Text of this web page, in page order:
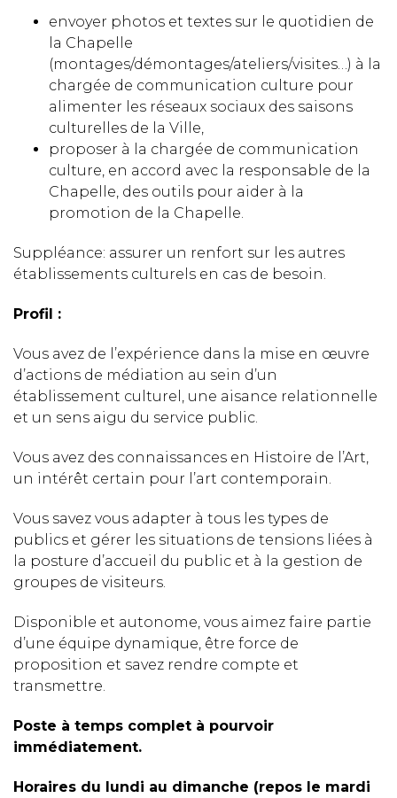
envoyer photos et textes sur le quotidien de
la Chapelle
(montages/démontages/ateliers/visites…) à la
chargée de communication culture pour
alimenter les réseaux sociaux des saisons
culturelles de la Ville,
proposer à la chargée de communication
culture, en accord avec la responsable de la
Chapelle, des outils pour aider à la
promotion de la Chapelle.
Suppléance: assurer un renfort sur les autres
établissements culturels en cas de besoin.
Profil :
Vous avez de l’expérience dans la mise en œuvre
d’actions de médiation au sein d’un
établissement culturel, une aisance relationnelle
et un sens aigu du service public.
Vous avez des connaissances en Histoire de l’Art,
un intérêt certain pour l’art contemporain.
Vous savez vous adapter à tous les types de
publics et gérer les situations de tensions liées à
la posture d’accueil du public et à la gestion de
groupes de visiteurs.
Disponible et autonome, vous aimez faire partie
d’une équipe dynamique, être force de
proposition et savez rendre compte et
transmettre.
Poste à temps complet à pourvoir
immédiatement.
Horaires du lundi au dimanche (repos le mardi